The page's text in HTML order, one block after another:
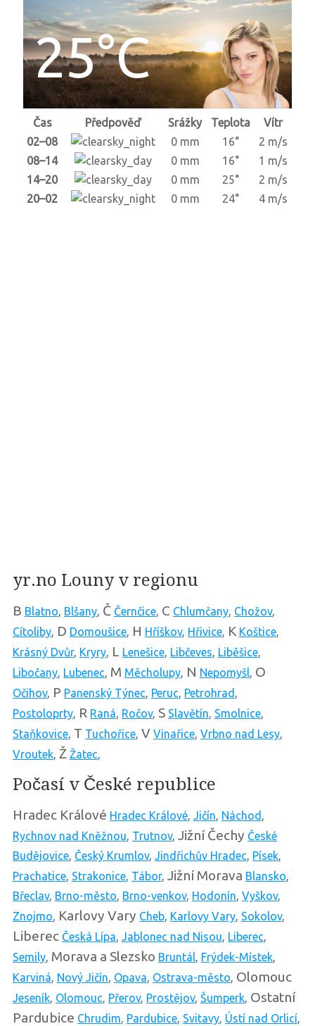
25°C
Čas Předpověď Srážky Teplota
Vítr
02–08
0 mm 16°
2 m/s
08–14
0 mm 16°
1 m/s
14–20
0 mm 25°
2 m/s
20–02
0 mm 24° 4 m/s
yr.no Louny v regionu
B Blatno, Blšany, Č Černčice, C Chlumčany, Chožov,
Cítoliby, D Domoušice, H Hříškov, Hřivice, K Koštice,
Krásný Dvůr, Kryry, L Lenešice, Libčeves, Liběšice,
Libočany, Lubenec, M Měcholupy, N Nepomyšl, O
Očihov, P Panenský Týnec, Peruc, Petrohrad ,
Postoloprty, R Raná, Ročov, S Slavětín, Smolnice,
Staňkovice, T Tuchořice, V Vinařice, Vrbno nad Lesy,
Vroutek, Ž Žatec,
Počasí v České republice
Hradec Králové Hradec Králové, Jičín, Náchod ,
Rychnov nad Kněžnou, Trutnov, Jižní Čechy České
Budějovice, Český Krumlov, Jindřichův Hradec, Písek,
Prachatice, Strakonice, Tábor, Jižní Morava Blansko,
Břeclav, Brno-město, Brno-venkov, Hodonín, Vyškov,
Znojmo, Karlovy Vary Cheb, Karlovy Vary, Sokolov,
Liberec Česká Lípa, Jablonec nad Nisou, Liberec,
Semily, Morava a Slezsko Bruntál, Frýdek-Místek,
Karviná, Nový Jičín, Opava, Ostrava-město, Olomouc
Jeseník, Olomouc, Přerov, Prostějov, Šumperk, Ostatní
Pardubice Chrudim, Pardubice, Svitavy, Ústí nad Orlicí,